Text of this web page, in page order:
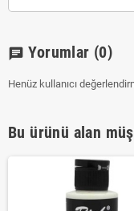
chat Yorumlar (0)
Henüz kullanıcı
Bu ürünü alan